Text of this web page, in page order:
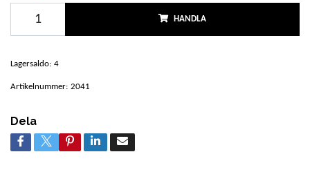
HANDLA
Lagersaldo: 4
Artikelnummer: 2041
Dela